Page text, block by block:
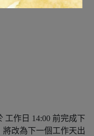
工作日 14:00 前完成下
改為下一個工作天出